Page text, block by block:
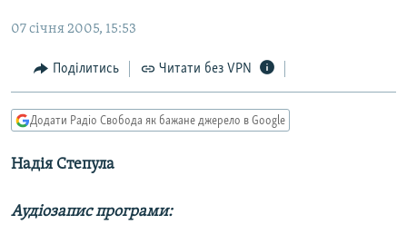
Перейти
Перейти
пошуку
СТАТТІ
ПОЛІТИКА
СУСПІЛЬСТВО
КУЛЬТУРА
ВІЙНА
ДОНБАС.РЕАЛІЇ
КРИМ.РЕАЛІЇ
07 січня 2005, 15:53
Поділитись Читати без VPN
Додати Радіо Свобода як бажане джерело в Google
Надія Степула
Аудіозапис програми: